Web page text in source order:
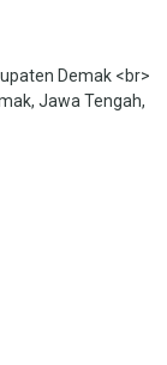
Demak <br>
Jawa Tengah,